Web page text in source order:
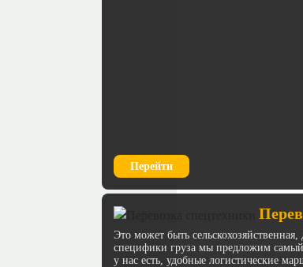
Перейти
Это может быть
специфики груза мы предложим самый
у нас есть, удобные логистические